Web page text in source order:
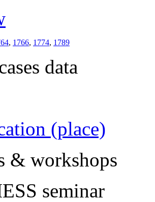
, 1766, 1774, 1789
data
(place)
& workshops
seminar